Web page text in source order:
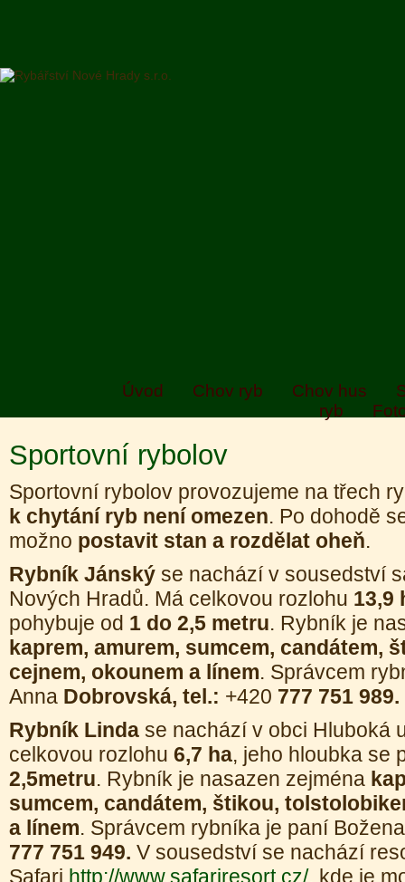
Sportovní rybolov
Sportovní rybolov provozujeme na třech
k chytání ryb není omezen. Po dohodě
možno postavit stan a rozdělat oheň.
Rybník Jánský se nachází v sousedství
Nových Hradů. Má celkovou rozlohu 13,9
pohybuje od 1 do 2,5 metru. Rybník je
kaprem, amurem, sumcem, candátem,
cejnem, okounem a línem. Správcem
Anna Dobrovská, tel.: +420 777 751 989.
Rybník Linda se nachází v obci Hluboká
celkovou rozlohu 6,7 ha, jeho hloubka se
2,5metru. Rybník je nasazen zejména
sumcem, candátem, štikou,
a línem. Správcem rybníka je paní
777 751 949. V sousedství se nachází
Safari http://www.safariresort.cz/, kde je
Úvod Chov ryb Chov hus
ryb